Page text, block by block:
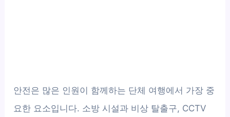
안전은 많은 인원이 함께하는 단체 여행에서 가장 중
요한 요소입니다. 소방 시설과 비상 탈출구, CCTV